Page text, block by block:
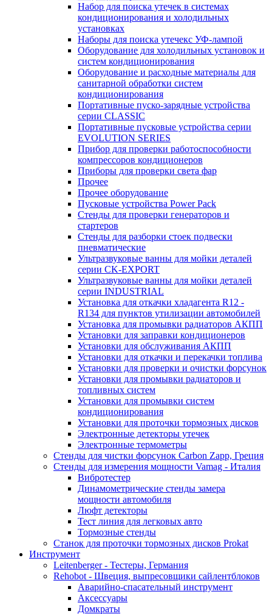
Набор для поиска утечек в системах
кондиционирования и холодильных
установках
Наборы для поиска утечекс УФ-лампой
Оборудование для холодильных установок и
систем кондиционирования
Оборудование и расходные материалы для
санитарной обработки систем
кондиционирования
Портативные пуско-зарядные устройства
серии CLASSIC
Портативные пусковые устройства серии
EVOLUTION SERIES
Прибор для проверки работоспособности
компрессоров кондиционеров
Приборы для проверки света фар
Прочее
Прочее оборудование
Пусковые устройства Power Pack
Стенды для проверки генераторов и
стартеров
Стенды для разборки стоек подвески
пневматические
Ультразвуковые ванны для мойки деталей
серии CK-EXPORT
Ультразвуковые ванны для мойки деталей
серии INDUSTRIAL
Установка для откачки хладагента R12 -
R134 для пунктов утилизации автомобилей
Установка для промывки радиаторов АКПП
Установки для заправки кондиционеров
Установки для обслуживания АКПП
Установки для откачки и перекачки топлива
Установки для проверки и очистки форсунок
Установки для промывки радиаторов и
топливных систем
Установки для промывки систем
кондиционирования
Установки для проточки тормозных дисков
Электронные детекторы утечек
Электронные термометры
Стенды для чистки форсунок Carbon Zapp, Греция
Стенды для измерения мощности Vamag - Италия
Вибротестер
Динамометрические стенды замера
мощности автомобиля
Люфт детекторы
Тест линия для легковых авто
Тормозные стенды
Станок для проточки тормозных дисков Prokat
Инструмент
Leitenberger - Тестеры, Германия
Rehobot - Швеция, выпресовщики сайлентблоков
Аварийно-спасательный инструмент
Аксессуары
Домкраты